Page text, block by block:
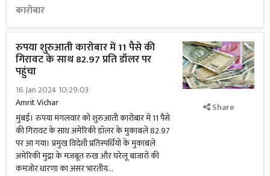
कारोबार
रुपया शुरुआती कारोबार में 11 पैसे की
गिरावट के साथ 82.97 प्रति डॉलर पर
पहुंचा
16 Jan 2024 10:29:03
Amrit Vichar
मुंबई। रुपया मंगलवार को शुरुआती कारोबार में 11 पैसे
की गिरावट के साथ अमेरिकी डॉलर के मुकाबले 82.97
पर आ गया। प्रमुख विदेशी प्रतिस्पर्धियों के मुकाबले
अमेरिकी मुद्रा के मजबूत रुख और घरेलू बाजारों की
कमजोर धारणा का असर भारतीय...
Share